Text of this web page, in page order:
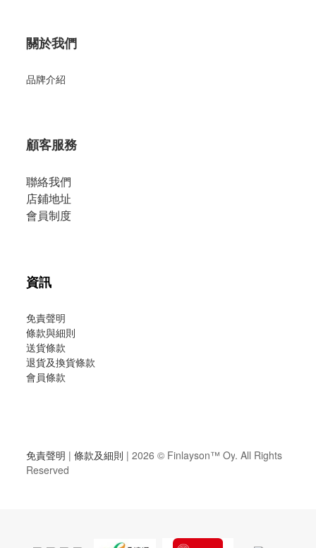
關於我們
品牌介紹
顧客服務
聯絡我們
店鋪地址
會員制度
資訊
免責聲明
條款與細則
送貨條款
退貨及換貨條款
會員條款
免責聲明 | 條款及細則 | 2026 © Finlayson™ Oy. All Rights
Reserved